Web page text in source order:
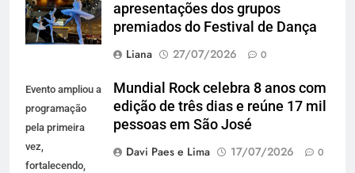
apresentações dos grupos
premiados do Festival de Dança
Liana
27/07/2026 0
Evento ampliou a
programação
pela primeira
vez,
fortalecendo,
Mundial Rock celebra 8 anos com
edição de três dias e reúne 17 mil
pessoas em São José
Davi Paes e Lima
17/07/2026 0